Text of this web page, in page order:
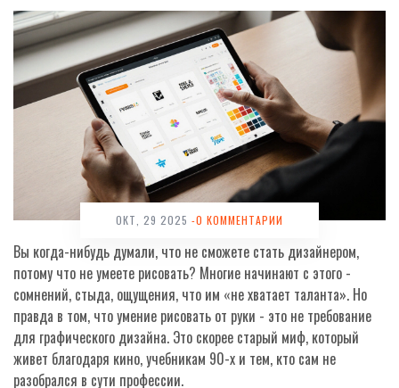
ОКТ, 29 2025 -0 КОММЕНТАРИИ
Вы когда-нибудь думали, что не сможете стать дизайнером,
потому что не умеете рисовать? Многие начинают с этого -
сомнений, стыда, ощущения, что им «не хватает таланта». Но
правда в том, что умение рисовать от руки - это не требование
для графического дизайна. Это скорее старый миф, который
живет благодаря кино, учебникам 90-х и тем, кто сам не
разобрался в сути профессии.